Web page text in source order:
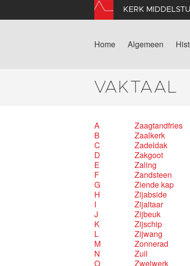
KERK
Home Algemeen
VAKTAAL
A
B
C
D
E
F
G
H
I
J
K
L
M
N
O
Zaagtandfries
Zaalkerk
Zadeldak
Zakgoot
Zaling
Zandsteen
Ziende kap
Zijabside
Zijaltaar
Zijbeuk
Zijschip
Zijwang
Zonnerad
Zuil
Zwelwerk